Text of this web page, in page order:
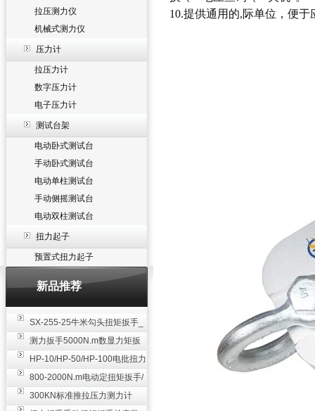
拉压测力仪
机械式测力仪
压力计
拉压力计
数字压力计
电子压力计
测试台架
电动卧式测试台
手动卧式测试台
电动单柱测试台
手动侧摇测试台
电动双柱测试台
扭力起子
预置式扭力起子
新品推荐
SX-255-25牛米勾头扭矩扳手_
螺栓紧固扭力扳手
测力扳手5000N.m数显力矩扳
手 非标扭力扳手工业级
HP-10/HP-50/HP-100电批扭力
测试仪,测量仪
800-2000N.m电动定扭矩扳手/
扭矩电动扳手
300KN标准推拉压力测力计
10.提供通用的,际单位，便